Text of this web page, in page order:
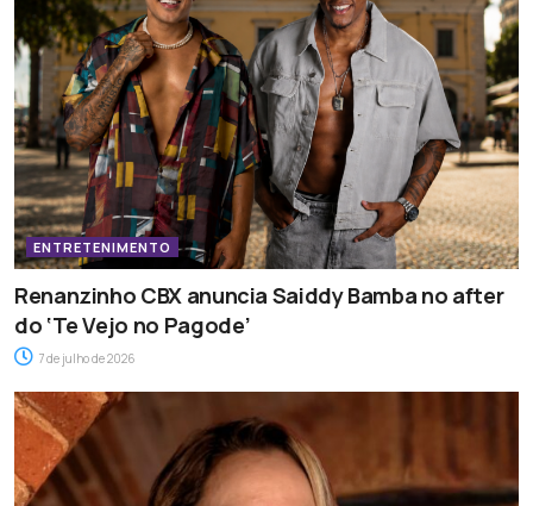
ENTRETENIMENTO
Renanzinho CBX anuncia Saiddy Bamba no after
do ‘Te Vejo no Pagode’
7 de julho de 2026